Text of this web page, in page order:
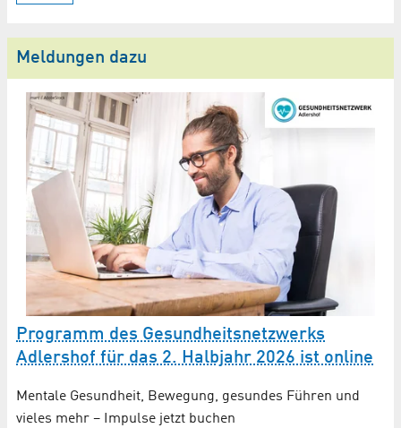
Meldungen dazu
Programm des Gesundheitsnetzwerks
Adlershof für das 2. Halbjahr 2026 ist online
Mentale Gesundheit, Bewegung, gesundes Führen und
vieles mehr – Impulse jetzt buchen